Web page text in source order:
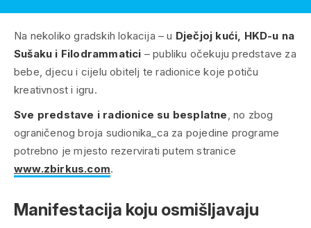
Na nekoliko gradskih lokacija – u Dječjoj kući, HKD-u na
Sušaku i Filodrammatici – publiku očekuju predstave za
bebe, djecu i cijelu obitelj te radionice koje potiču
kreativnost i igru.
Sve predstave i radionice su besplatne, no zbog
ograničenog broja sudionika_ca za pojedine programe
potrebno je mjesto rezervirati putem stranice
www.zbirkus.com.
Manifestacija koju osmišljavaju